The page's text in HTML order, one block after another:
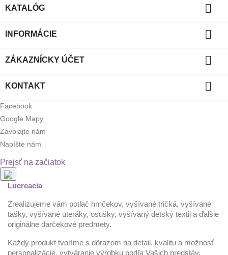
KATALÓG 
INFORMÁCIE 
ZÁKAZNÍCKY ÚČET 
KONTAKT 
Facebook
Google Mapy
Zavolajte nám
Napíšte nám
Prejsť na začiatok
Lucreacia
Zrealizujeme vám potlač hrnčekov, vyšívané tričká, vyšívané
tašky, vyšívané uteráky, osušky, vyšívaný detský textil a ďalšie
originálne darčekové predmety.
Každý produkt tvoríme s dôrazom na detail, kvalitu a možnosť
personalizácie, vytváranie výrobku podľa Vašich predstáv.